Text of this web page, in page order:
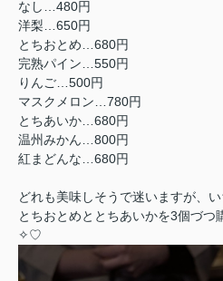
なし…480円
洋梨…650円
とちおとめ…680円
完熟パイン…550円
りんご…500円
マスクメロン…780円
とちあいか…680円
温州みかん…800円
紅まどんな…680円
どれも美味しそうで迷いますが、
とちおとめととちあいかを3個づ
✧♡